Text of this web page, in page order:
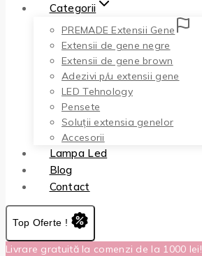
Categorii
PREMADE Extensii Gene
Extensii de gene negre
Extensii de gene brown
Adezivi p/u extensii gene
LED Tehnology
Pensete
Soluții extensia genelor
Accesorii
Lampa Led
Blog
Contact
Top Oferte !
Livrare gratuită la comenzi de la 1000 lei!